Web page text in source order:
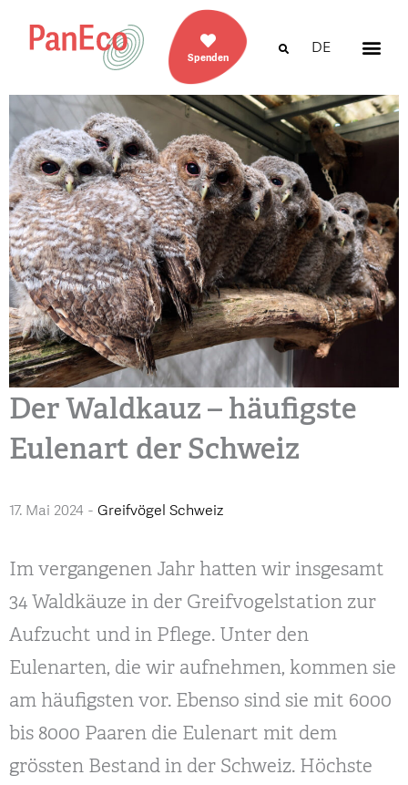
Spenden
DE
Der Waldkauz – häufigste
Eulenart der Schweiz
17. Mai 2024 - Greifvögel Schweiz
Im vergangenen Jahr hatten wir insgesamt
34 Waldkäuze in der Greifvogelstation zur
Aufzucht und in Pflege. Unter den
Eulenarten, die wir aufnehmen, kommen sie
am häufigsten vor. Ebenso sind sie mit 6000
bis 8000 Paaren die Eulenart mit dem
grössten Bestand in der Schweiz. Höchste